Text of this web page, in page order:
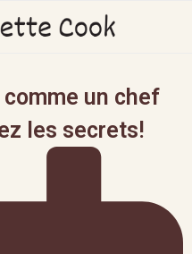
un chef
les secrets!